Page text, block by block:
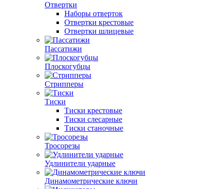
Отвертки
Наборы отверток
Отвертки крестовые
Отвертки шлицевые
Пассатижи
Плоскогубцы
Стрипперы
Тиски
Тиски крестовые
Тиски слесарные
Тиски станочные
Тросорезы
Удлинители ударные
Динамометрические ключи